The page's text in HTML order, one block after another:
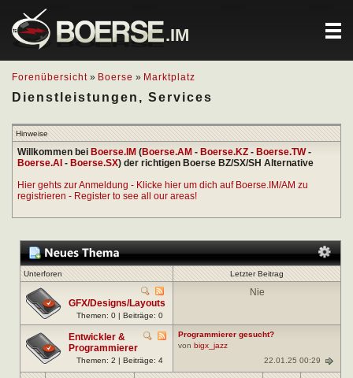
.IM
Forenübersicht » Boerse » Marktplatz
Dienstleistungen, Services
Hinweise
Willkommen bei Boerse.IM (Boerse.AM - Boerse.KZ - Boerse.TW-
Boerse.AI - Boerse.SX) der richtigen Boerse BZ/SX/SH Alternative
Hier gehts zur Anmeldung - Klicke hier um dich auf Boerse.IM/AM zu
registrieren - Register to see all our areas!
Unterforen Letzter Beitrag
GFX/Designs/Layouts
Themen: 0 | Beiträge: 0
Nie
Entwickler &
Programmierer
Themen: 2 | Beiträge: 4
Programmierer gesucht?
von bigx_jazz
22.01.25 00:29